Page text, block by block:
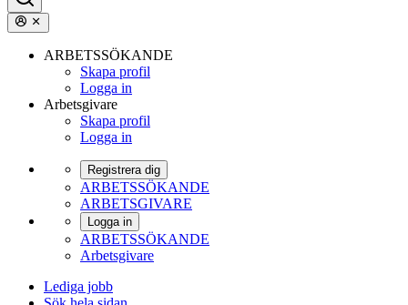
ARBETSSÖKANDE
Skapa profil
Logga in
Arbetsgivare
Skapa profil
Logga in
Registrera dig
ARBETSSÖKANDE
ARBETSGIVARE
Logga in
ARBETSSÖKANDE
Arbetsgivare
Lediga jobb